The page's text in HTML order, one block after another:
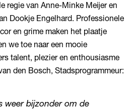
regie van Anne-Minke Meijer en
Dookje Engelhard. Professionele
en grime maken het plaatje
we toe naar een mooie
talent, plezier en enthousiasme
den Bosch, Stadsprogrammeur:
weer bijzonder om de